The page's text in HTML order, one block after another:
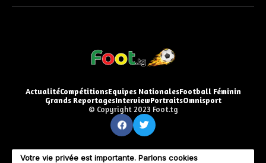
ActualitéCompétitionsEquipes NationalesFootball Féminin
Grands ReportagesInterviewPortraitsOmnisport
© Copyright 2023 Foot.tg
Votre vie privée est importante. Parlons cookies